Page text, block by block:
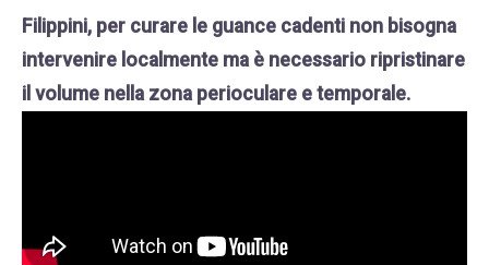
Filippini, per curare le guance cadenti non bisogna
intervenire localmente ma è necessario ripristinare
il volume nella zona perioculare e temporale.